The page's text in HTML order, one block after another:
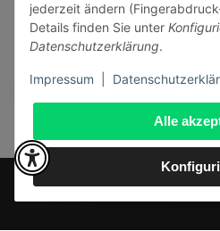
Alle
jederzeit ändern
Details finden Sie unter
Datenschutzerklärung.
Impressum
Vertrag
Sicher bezahlen via: